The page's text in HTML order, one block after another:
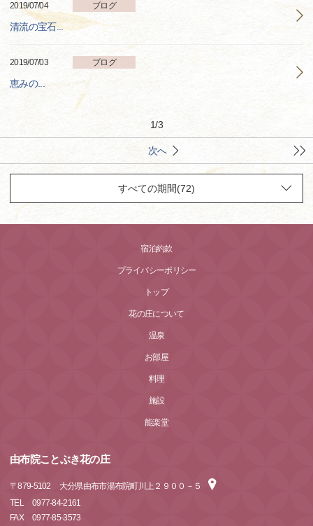
2019/07/04 ブログ
清流の宝石...
2019/07/03 ブログ
恵みの...
1/3
次へ
宿泊約款
プライバシーポリシー
トップ
花の庄について
温泉
お部屋
料理
施設
能楽堂
由布院ことぶき花の庄
〒879-5102
大分県由布市湯布院町川上２９００－５
TEL
0977-84-2161
FAX
0977-85-3573